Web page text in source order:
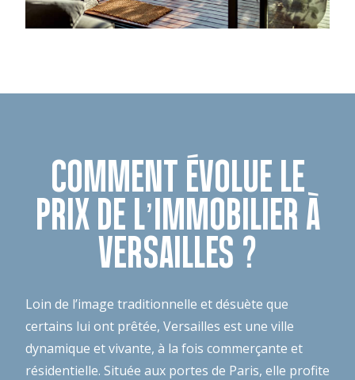
COMMENT ÉVOLUE LE
PRIX DE L’IMMOBILIER À
VERSAILLES ?
Loin de l’image traditionnelle et désuète que
certains lui ont prêtée, Versailles est une ville
dynamique et vivante, à la fois commerçante et
résidentielle. Située aux portes de Paris, elle profite